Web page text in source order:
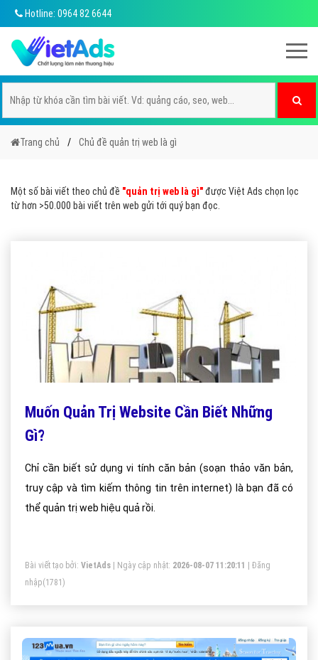
Hotline: 0964 82 6644
Trang chủ Chủ đề quản trị web là gì
Một số bài viết theo chủ đề "quản trị web là gì"được Việt Ads chọn lọc
từ hơn >50.000 bài viết trên web gửi tới quý bạn đọc.
Muốn Quản Trị Website Cần Biết Những
Gì?
Chỉ cần biết sử dụng vi tính căn bản (soạn thảo văn bản,
truy cập và tìm kiếm thông tin trên internet) là bạn đã có
thể quản trị web hiệu quả rồi.
Bài viết tạo bởi: VietAds | Ngày cập nhật: 2026-08-07 11:20:11
Đăng
nhập(1781)